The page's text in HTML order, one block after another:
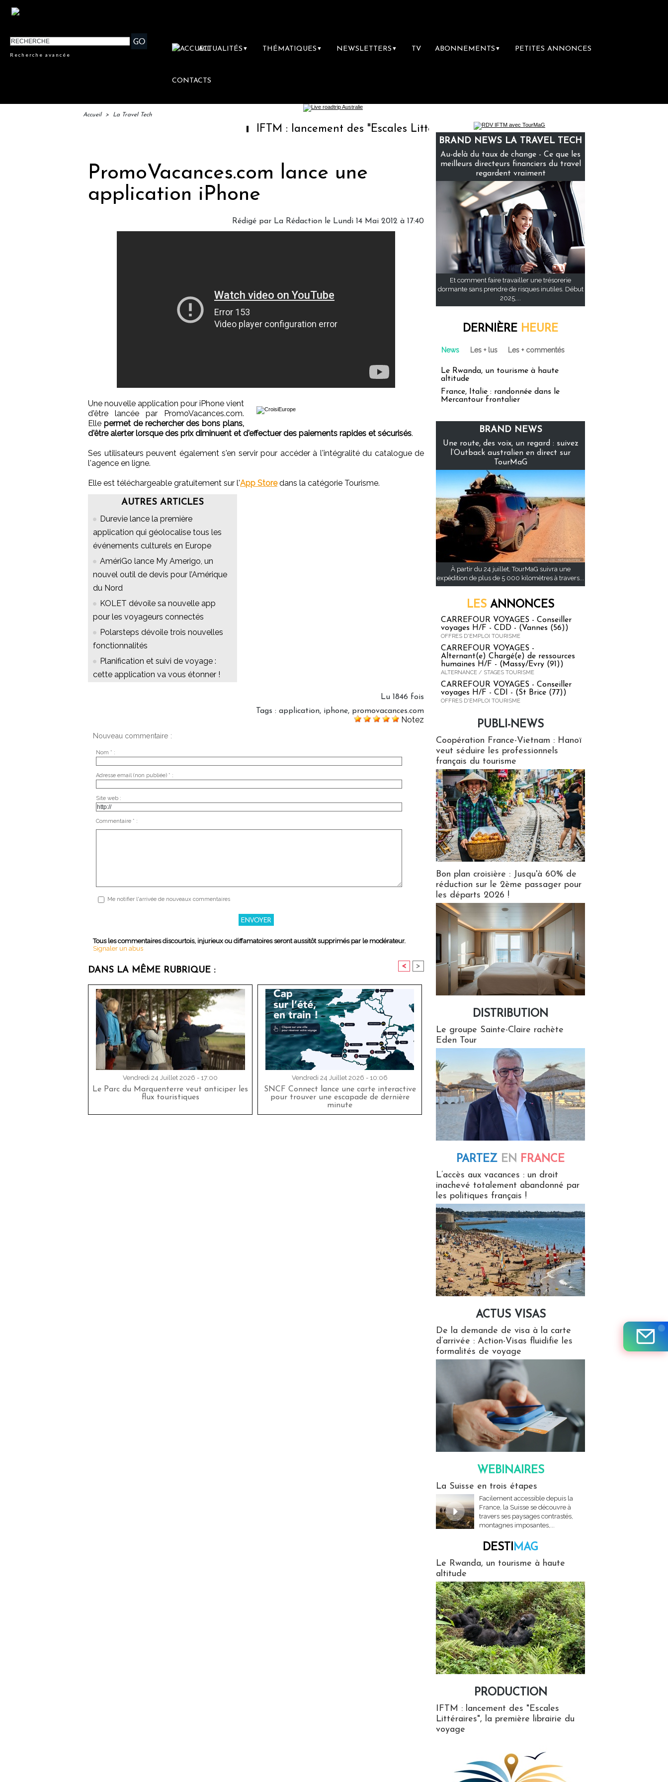
Recherche avancée
ACTUALITÉS ▼ THÉMATIQUES ▼ NEWSLETTERS ▼ TV ABONNEMENTS ▼ PETITES ANNONCES
CONTACTS
Accueil > La Travel Tech
IFTM : lancement des "Escales Littéraires", la première librairie du voyage
PromoVacances.com lance une
application iPhone
Rédigé par La Rédaction le Lundi 14 Mai 2012 à 17:40
Une nouvelle application pour iPhone vient
d'être lancée par PromoVacances.com.
Elle permet de rechercher des bons plans,
d'être alerter lorsque des prix diminuent et d'effectuer des paiements rapides et sécurisés.
Ses utilisateurs peuvent également s'en servir pour accéder à l'intégralité du catalogue de
l'agence en ligne.
Elle est téléchargeable gratuitement sur l'App Storedans la catégorie Tourisme.
AUTRES ARTICLES
Durevie lance la première
application qui géolocalise tous les
événements culturels en Europe
AmériGo lance My Amerigo, un
nouvel outil de devis pour l’Amérique
du Nord
KOLET dévoile sa nouvelle app
pour les voyageurs connectés
Polarsteps dévoile trois nouvelles
fonctionnalités
Planification et suivi de voyage :
cette application va vous étonner !
Lu 1846 fois
Tags : application, iphone, promovacances.com
Notez
Nouveau commentaire :
Nom * :
Adresse email (non publiée) * :
Site web :
Commentaire * :
Me notifier l'arrivée de nouveaux commentaires
Tous les commentaires discourtois, injurieux ou diffamatoires seront aussitôt supprimés par le modérateur.
Signaler un abus
DANS LA MÊME RUBRIQUE : < >
Vendredi 24 Juillet 2026 - 17:00
Le Parc du Marquenterre veut anticiper les
flux touristiques
Vendredi 24 Juillet 2026 - 10:06
SNCF Connect lance une carte interactive
pour trouver une escapade de dernière
minute
BRAND NEWS LA TRAVEL TECH
Au-delà du taux de change - Ce que les
meilleurs directeurs financiers du travel
regardent vraiment
Et comment faire travailler une trésorerie
dormante sans prendre de risques inutiles. Début
2025,...
DERNIÈRE HEURE
News Les + lus Les + commentés
Le Rwanda, un tourisme à haute
altitude
France, Italie : randonnée dans le
Mercantour frontalier
BRAND NEWS
Une route, des voix, un regard : suivez
l’Outback australien en direct sur
TourMaG
À partir du 24 juillet, TourMaG suivra une
expédition de plus de 5 000 kilomètres à travers...
LES ANNONCES
CARREFOUR VOYAGES - Conseiller
voyages H/F - CDD - (Vannes (56))
OFFRES D'EMPLOI TOURISME
CARREFOUR VOYAGES -
Alternant(e) Chargé(e) de ressources
humaines H/F - (Massy/Evry (91))
ALTERNANCE / STAGES TOURISME
CARREFOUR VOYAGES - Conseiller
voyages H/F - CDI - (St Brice (77))
OFFRES D'EMPLOI TOURISME
PUBLI-NEWS
Coopération France-Vietnam : Hanoï
veut séduire les professionnels
français du tourisme
Bon plan croisière : Jusqu'à 60% de
réduction sur le 2ème passager pour
les départs 2026 !
DISTRIBUTION
Le groupe Sainte-Claire rachète
Eden Tour
PARTEZ EN FRANCE
L’accès aux vacances : un droit
inachevé totalement abandonné par
les politiques français !
ACTUS VISAS
De la demande de visa à la carte
d’arrivée : Action-Visas fluidifie les
formalités de voyage
WEBINAIRES
La Suisse en trois étapes
Facilement accessible depuis la
France, la Suisse se découvre à
travers ses paysages contrastés,
montagnes imposantes,...
DESTIMAG
Le Rwanda, un tourisme à haute
altitude
PRODUCTION
IFTM : lancement des "Escales
Littéraires", la première librairie du
voyage